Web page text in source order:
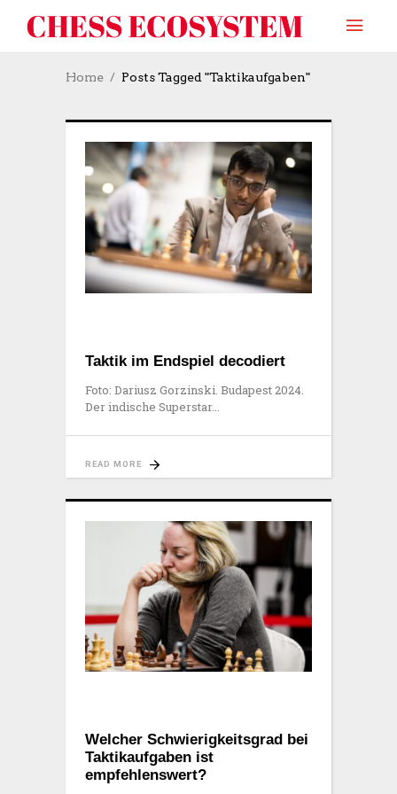
Home Posts Tagged "Taktikaufgaben"
Taktik im Endspiel decodiert
Foto: Dariusz Gorzinski. Budapest 2024.
Der indische Superstar
READ MORE
Welcher Schwierigkeitsgrad bei
Taktikaufgaben ist
empfehlenswert?